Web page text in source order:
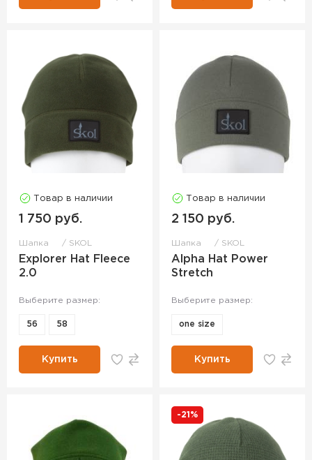
Товар в наличии
1 750 руб.
Шапка SKOL
Explorer Hat Fleece
2.0
Выберите размер:
56 58
Купить
Товар в наличии
2 150 руб.
Шапка SKOL
Alpha Hat Power
Stretch
Выберите размер:
one size
Купить
-21%